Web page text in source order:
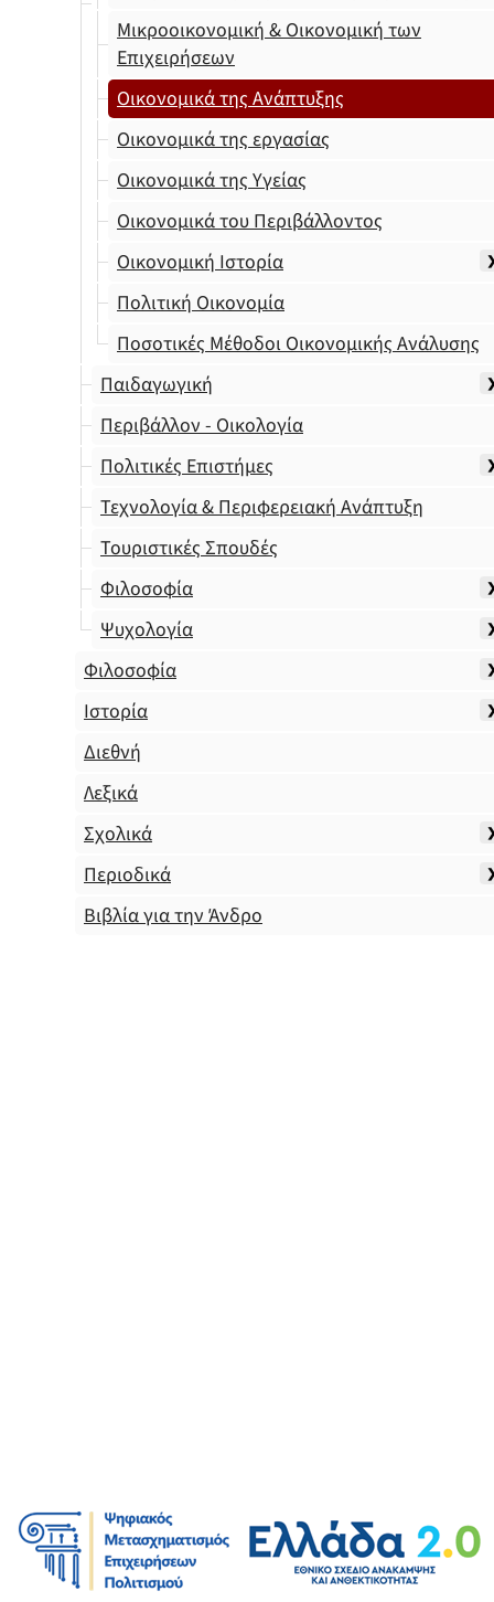
Μικροοικονομική & Οικονομική των
Επιχειρήσεων
Οικονομικά της Ανάπτυξης
Οικονομικά της εργασίας
Οικονομικά της Υγείας
Οικονομικά του Περιβάλλοντος
Οικονομική Ιστορία
Πολιτική Οικονομία
Ποσοτικές Μέθοδοι Οικονομικής Ανάλυσης
Παιδαγωγική
Περιβάλλον - Οικολογία
Πολιτικές Επιστήμες
Τεχνολογία & Περιφερειακή Ανάπτυξη
Τουριστικές Σπουδές
Φιλοσοφία
Ψυχολογία
Φιλοσοφία
Ιστορία
Διεθνή
Λεξικά
Σχολικά
Περιοδικά
Βιβλία για την Άνδρο